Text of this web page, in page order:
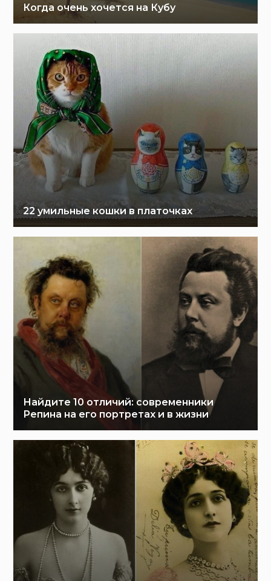
Когда очень хочется на Кубу
22 умильные кошки в платочках
Найдите 10 отличий: современники
Репина на его портретах и в жизни